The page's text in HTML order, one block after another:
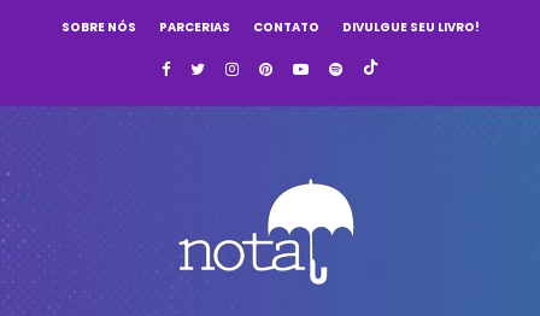
SOBRE NÓS PARCERIAS CONTATO DIVULGUE SEU LIVRO!